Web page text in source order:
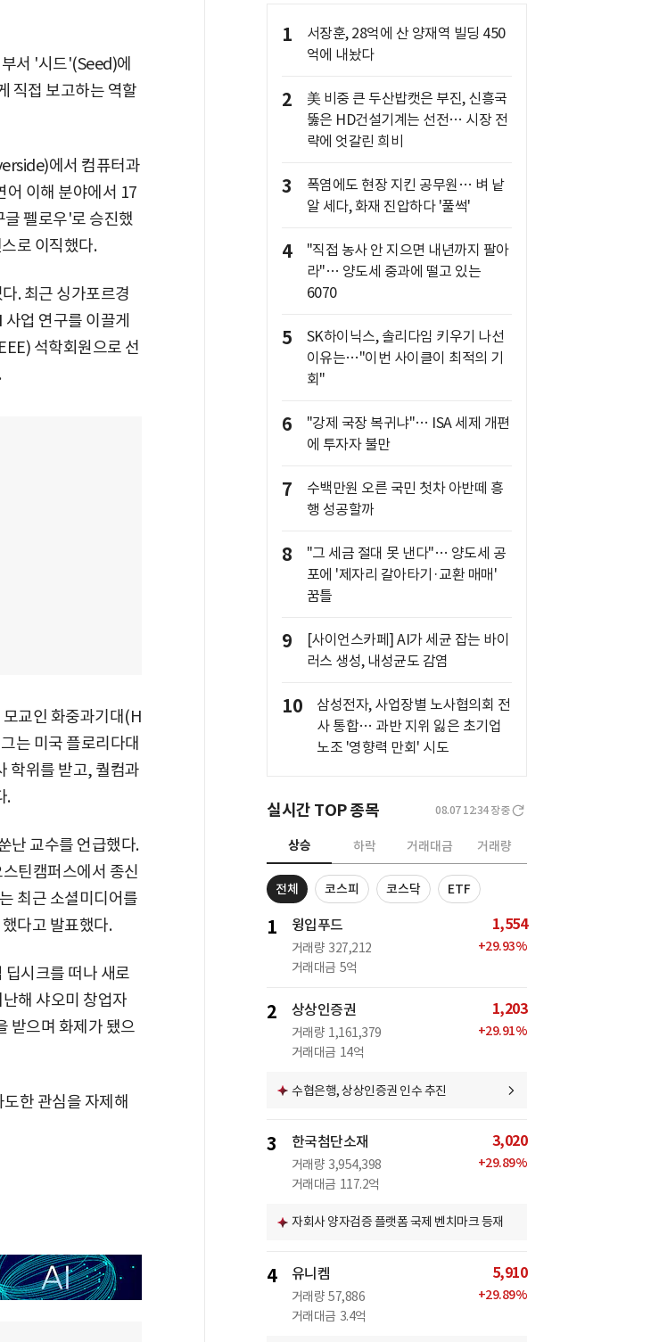
서 '시드'(Seed)에
직접 보고하는 역할
에서 컴퓨터과
어 이해 분야에서 17
펠로우'로 승진했
로 이직했다.
. 최근 싱가포르경
업 연구를 이끌게
석학회원으로 선
교인 화중과기대(H
는 미국 플로리다대
학위를 받고, 퀄컴과
.
난 교수를 언급했다.
틴캠퍼스에서 종신
최근 소셜미디어를
다고 발표했다.
시크를 떠나 새로
해 샤오미 창업자
받으며 화제가 됐으
한 관심을 자제해
1
서장훈, 28억에 산 양재역 빌딩 450
억에 내놨다
2
美 비중 큰 두산밥캣은 부진, 신흥국
뚫은 HD건설기계는 선전… 시장 전
략에 엇갈린 희비
3
폭염에도 현장 지킨 공무원… 벼 낱
알 세다, 화재 진압하다 '풀썩'
4
"직접 농사 안 지으면 내년까지 팔아
라"… 양도세 중과에 떨고 있는
6070
5
SK하이닉스, 솔리다임 키우기 나선
이유는…"이번 사이클이 최적의 기
회"
6
"강제 국장 복귀냐"… ISA 세제 개편
에 투자자 불만
7
수백만원 오른 국민 첫차 아반떼 흥
행 성공할까
8
"그 세금 절대 못 낸다"… 양도세 공
포에 '제자리 갈아타기·교환 매매'
꿈틀
9
[사이언스카페] AI가 세균 잡는 바이
러스 생성, 내성균도 감염
10
삼성전자, 사업장별 노사협의회 전
사 통합… 과반 지위 잃은 초기업
노조 '영향력 만회' 시도
실시간 TOP 종목 08.07 12:34 장중
상승 하락 거래대금 거래량
전체 코스피 코스닥 ETF
1 윙입푸드
거래량 327,212
거래대금 5억
1,554
+29.93%
2 상상인증권
거래량 1,161,379
거래대금 14억
1,203
+29.91%
수협은행, 상상인증권 인수 추진
3 한국첨단소재
거래량 3,954,398
거래대금 117.2억
3,020
+29.89%
자회사 양자검증 플랫폼 국제 벤치마크 등재
4 유니켐
거래량 57,886
거래대금 3.4억
5,910
+29.89%